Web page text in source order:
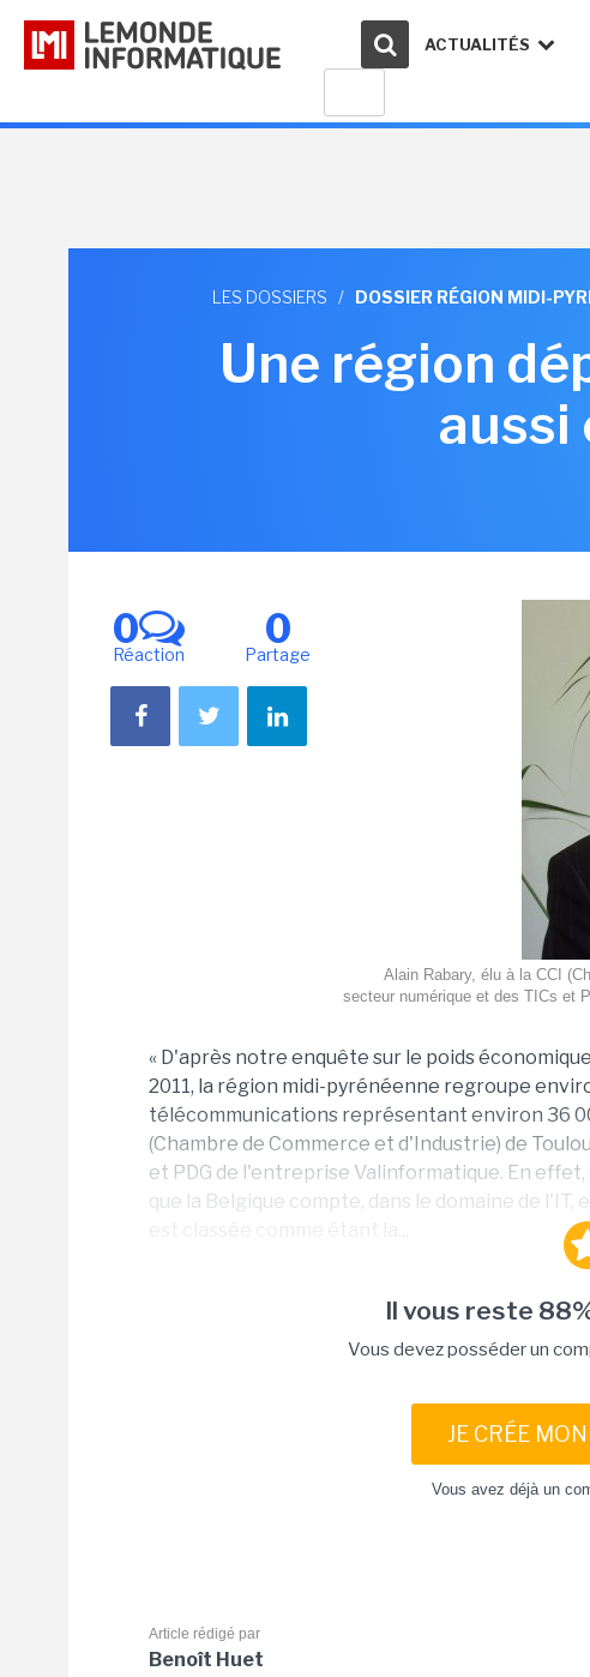
ACTUALITÉS
LES DOSSIERS / DOSSIER RÉGION MIDI-
Une région
aussi
0
Réaction
0
Partage
Alain Rabary, élu à la CCI
secteur numérique et des TICs et
« D'après notre enquête sur le poids
2011, la région midi-pyrénéenne regroupe
télécommunications représentant environ 36
(Chambre de Commerce et d'Industrie) de
et PDG de l'entreprise Valinformatique. En
que la Belgique compte, dans le domaine de
Il vous reste
Vous devez posséder un
JE CRÉE
Vous avez déjà un
Article rédigé par
Benoît Huet